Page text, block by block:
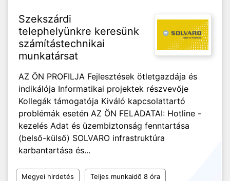
Szekszárdi
telephelyünkre keresünk
számítástechnikai
munkatársat
AZ ÖN PROFILJA Fejlesztések ötletgazdája és
indikálója Informatikai projektek részvevője
Kollegák támogatója Kiváló kapcsolattartó
problémák esetén AZ ÖN FELADATAI: Hotline -
kezelés Adat és üzembiztonság fenntartása
(belső-külső) SOLVARO infrastruktúra
karbantartása és...
Megyei hirdetés Teljes munkaidő 8 óra